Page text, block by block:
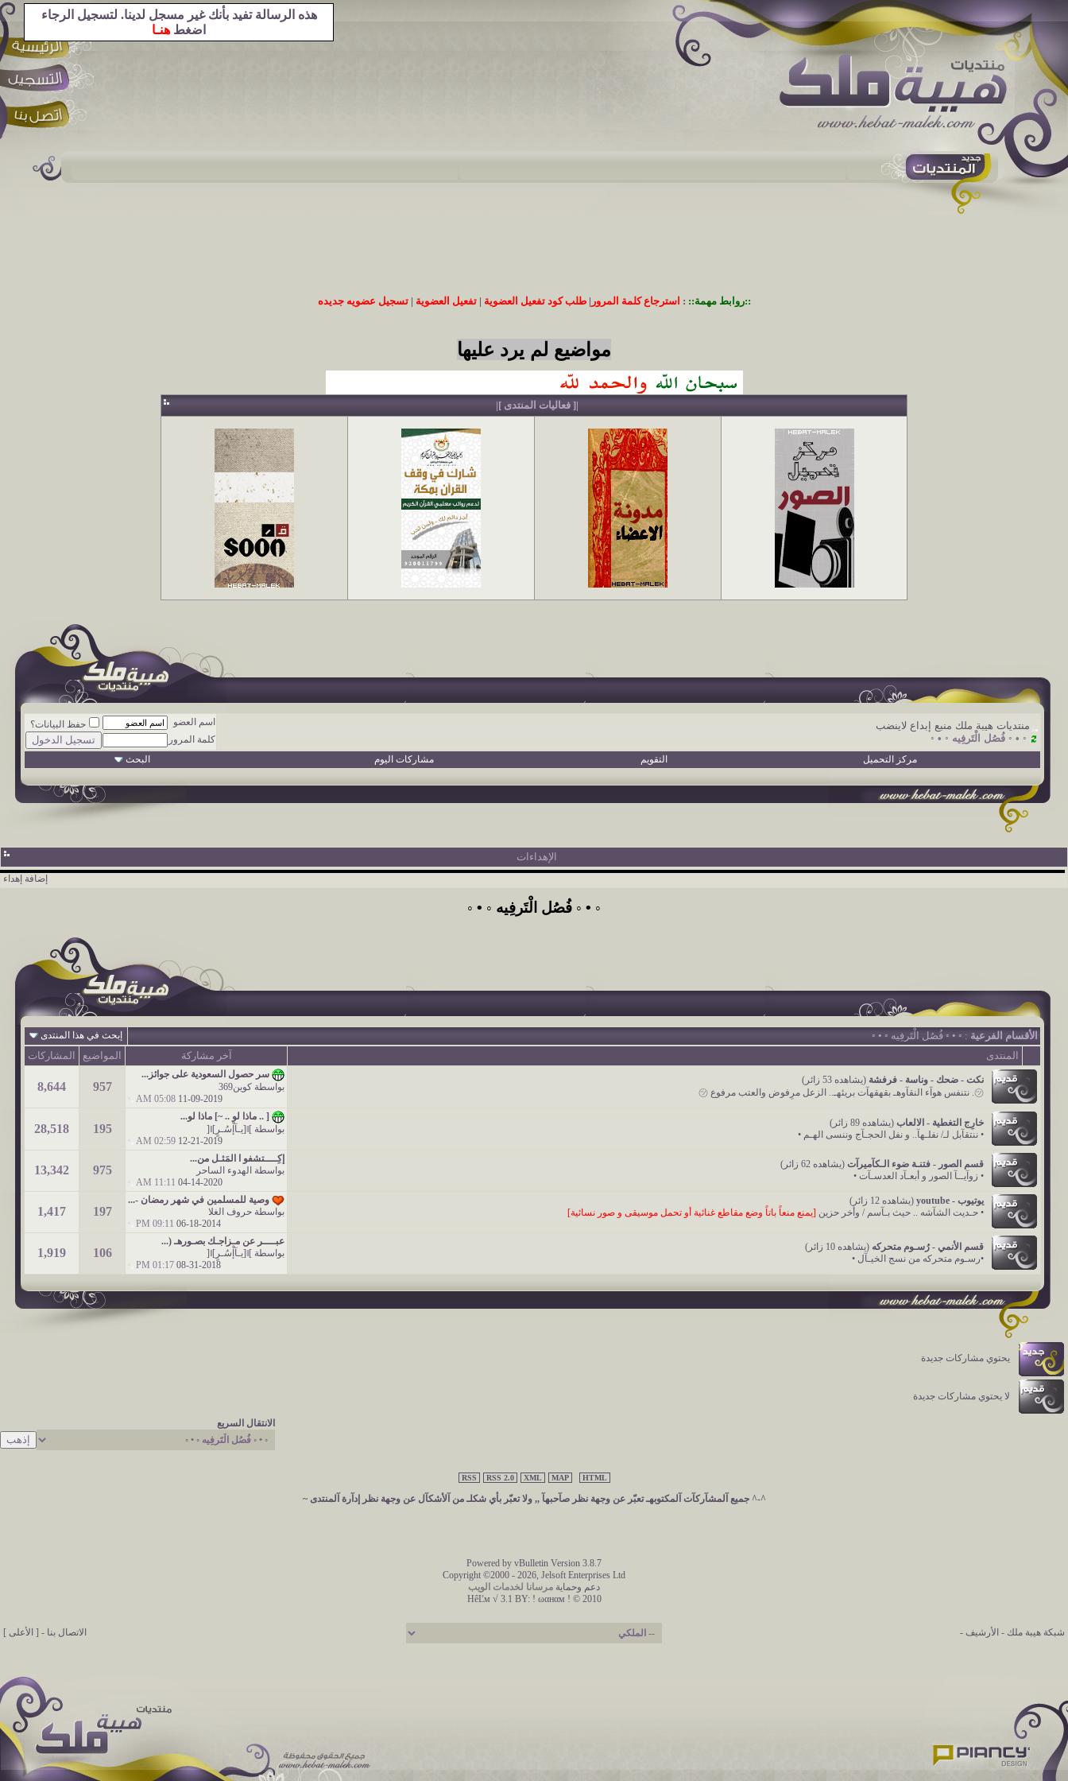
::روابط مهمة:: : استرجاع كلمة المرور |طلب كود تفعيل العضوية |تفعيل العضوية |تسجيل عضويه جديده
هذه الرسالة تفيد بأنك غير مسجل لدينا. لتسجيل الرجاء
اضغط هنـا
مواضيع لم يرد عليها
|[ فعاليات المنتدى ]|
منتديات هيبة ملك منبع إبداع لاينضب
◦ • ◦ فُصُل الْتَرفِيه ◦ • ◦
اسم العضو
حفظ البيانات؟
كلمة المرور
مركز التحميل
التقويم مشاركات اليوم البحث
الإهداءات
إضافة إهداء
◦ • ◦ فُصُل الْتَرفِيه ◦ • ◦
الأقسام الفرعية : ◦ • ◦ فُصُل الْتَرفِيه ◦ • ◦ إبحث في هذا المنتدى
المنتدى آخر مشاركة المواضيع المشاركات
نكت - ضحك - وناسة - فرفشة (يشاهده 53 زائر)
㋡. نتنفس هوآء النقآوهـ بقهقهآت بريئهـ.. الزعل مرِفوض والعتب مرفوع ㋡
سر حصول السعودية على جوائز...
بواسطة كوين369
11-09-2019
05:08 AM
957
8,644
خارِج التغطية - الالعاب (يشاهده 89 زائر)
• ننتقآبل لـ/ نفلـهآ.. و نفل الحجـآج وننسى الهـم •
[ .. ماذا لو .. ~] ماذا لو...
بواسطة ]ǁ[يـآإْسُـرٍ]ǁ[
12-21-2019
02:59 AM
195
28,518
قسم الصور - فتنـة ضوء الـكآميرآت (يشاهده 62 زائر)
• زوآيــآ الصور و أبعـآد العدسـآت •
إكِــــتشفو ا المَثـل من...
بواسطة الهدوء الساحر
04-14-2020
11:11 AM
975
13,342
يوتيوب - youtube
(يشاهده 12 زائر)
• حـديت الشآشه .. حيث بـآسم / وأخر حزين [يمنع منعاً باتاً وضع مقاطع غنائية أو تحمل موسيقى و صور نسائية]
وصية للمسلمين في شهر رمضان -...
بواسطة حروف الغلا
06-18-2014
09:11 PM
197
1,417
قسم الأنمي - رُسـوم متحركه (يشاهده 10 زائر)
•رسـوم متحركه من نسج الخيـآل •
عبــــر عن مـزاجـك بصـورهـ (...
بواسطة ]ǁ[يـآإْسُـرٍ]ǁ[
08-31-2018
01:17 PM
106
1,919
يحتوي مشاركات جديدة
لا يحتوي مشاركات جديدة
الانتقال السريع
RSS RSS 2.0 XML MAP HTML
^-^ جميع آلمشآركآت آلمكتوبهـ تعبّر عن وجهة نظر صآحبهآ ,, ولا تعبّر بأي شكلـ من آلأشكآل عن وجهة نظر إدآرة آلمنتدى ~
Powered by vBulletin Version 3.8.7
Copyright ©2000 - 2026, Jelsoft Enterprises Ltd
دعم وحماية مرسانا لخدمات الويب
HêĽм √ 3.1 BY:! ωαнαм ! © 2010
شبكة هيبة ملك - الأرشيف - الاتصال بنا - [ الأعلى ]